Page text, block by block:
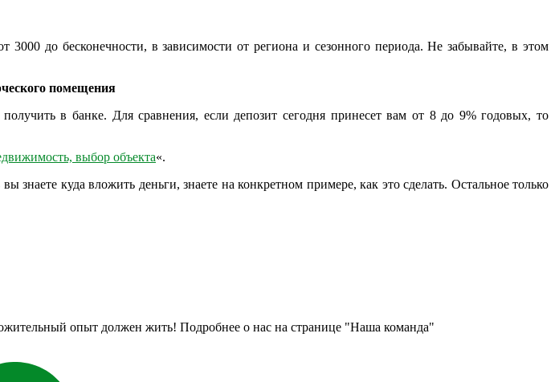
3000 до бесконечности, в зависимости от региона и сезонного периода.Не забывайте, в этом
помещения
в банке. Для сравнения, если депозит сегодня принесет вам от 8 до 9% годовых, то
выбор объекта«.
знаете куда вложить деньги, знаете на конкретном примере, как это сделать. Остальное только
опыт должен жить! Подробнее о нас на странице "Наша команда"